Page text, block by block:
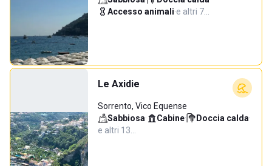
Accesso animali·e altri 7…
Le Axidie
Sorrento, Vico Equense
Sabbiosa· Cabine· Doccia calda·
e altri 13…